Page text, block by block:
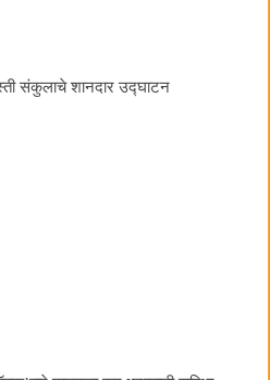
संकुलाचे शानदार उद्घाटन